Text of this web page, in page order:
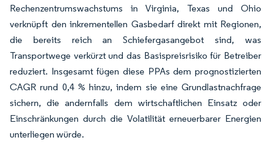
Rechenzentrumswachstums in Virginia, Texas und Ohio
verknüpft den inkrementellen Gasbedarf direkt mit Regionen,
die bereits reich an Schiefergasangebot sind, was
Transportwege verkürzt und das Basispreisrisiko für Betreiber
reduziert. Insgesamt fügen diese PPAs dem prognostizierten
CAGR rund 0,4 % hinzu, indem sie eine Grundlastnachfrage
sichern, die andernfalls dem wirtschaftlichen Einsatz oder
Einschränkungen durch die Volatilität erneuerbarer Energien
unterliegen würde.